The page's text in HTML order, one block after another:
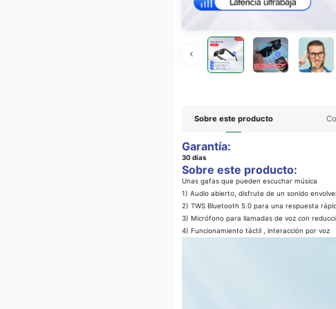
Sobre este producto
Garantía:
30 días
Sobre este producto:
Unas gafas que pueden escuchar música
1) Audio abierto, disfrute de un sonido
2) TWS Bluetooth 5.0 para una respuesta
3) Micrófono para llamadas de voz con
4) Funcionamiento táctil , interacción por voz